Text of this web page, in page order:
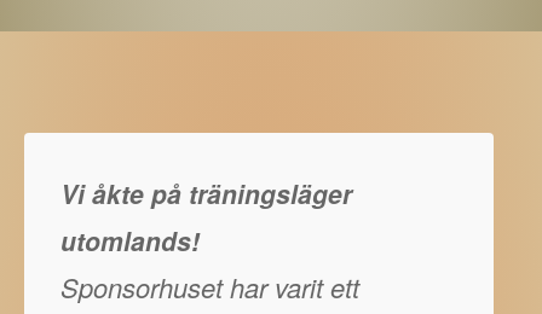
Vi åkte på träningsläger
utomlands!
Sponsorhuset har varit ett